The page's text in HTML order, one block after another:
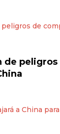
de peligros